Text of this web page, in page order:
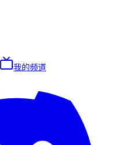
我的频道